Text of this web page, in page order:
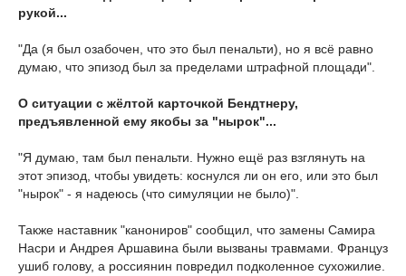
рукой...
"Да (я был озабочен, что это был пенальти), но я всё равно
думаю, что эпизод был за пределами штрафной площади".
О ситуации с жёлтой карточкой Бендтнеру,
предъявленной ему якобы за "нырок"...
"Я думаю, там был пенальти. Нужно ещё раз взглянуть на
этот эпизод, чтобы увидеть: коснулся ли он его, или это был
"нырок" - я надеюсь (что симуляции не было)".
Также наставник "канониров" сообщил, что замены Самира
Насри и Андрея Аршавина были вызваны травмами. Француз
ушиб голову, а россиянин повредил подколенное сухожилие.